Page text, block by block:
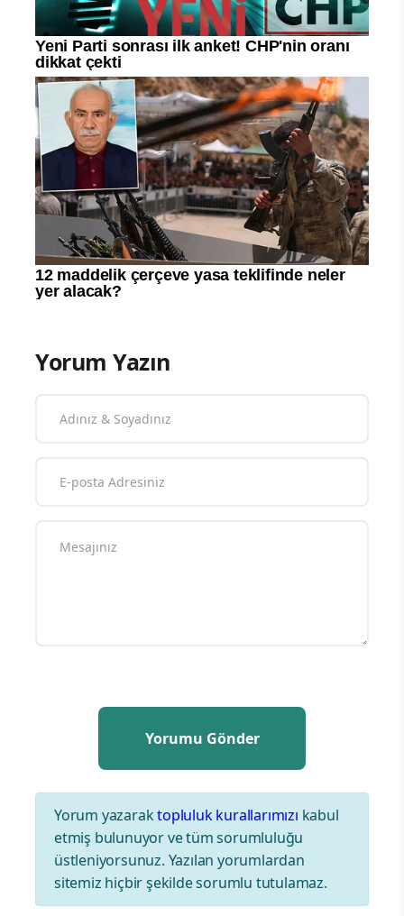
Yorum Yazın
Yorum yazaraktopluluk kurallarımızı kabul
etmiş bulunuyor ve tüm sorumluluğu
üstleniyorsunuz. Yazılan yorumlardan
sitemiz hiçbir şekilde sorumlu tutulamaz.